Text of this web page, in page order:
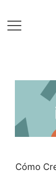
Cómo